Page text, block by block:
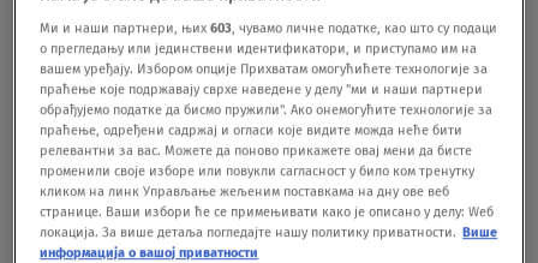
Ko je Mohanđi, guru Đokovića i Divca,
koji obilazi Kosovo FOTO
SPORT - OSTALO22.09.21.
ATP NUR SULTAN DŽEJMS DAKVORT FILIP
Pratite nas na društvenim mrežama:
Ми и наши партнери, њих603, чувамо личне податке, као што су подаци
о прегледању или јединствени идентификатори, и приступамо им на
вашем уређају. Избором опције Прихватам омогућићете технологије за
праћење које подржавају сврхе наведене у делу "ми и наши партнери
обрађујемо податке да бисмо пружили". Ако онемогућите технологије за
праћење, одређени садржај и огласи које видите можда неће бити
релевантни за вас. Можете да поново прикажете овај мени да бисте
променили своје изборе или повукли сагласност у било ком тренутку
кликом на линк Управљање жељеним поставкама на дну ове веб
странице. Ваши избори ће се примењивати како је описано у делу: Wеб
локација. За више детаља погледајте нашу политику приватности. Више
информација о вашој приватности